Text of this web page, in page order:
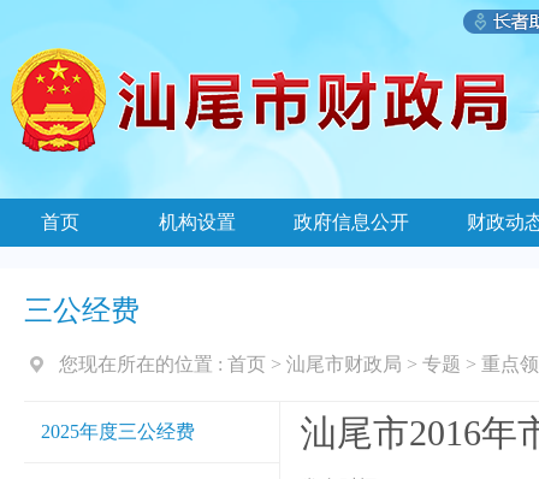
首页 机构设置 政府信息公开 财政动
三公经费
您现在所在的位置 : 首页 > 汕尾市财政局 > 专题 > 重点
2025年度三公经费 汕尾市2016年